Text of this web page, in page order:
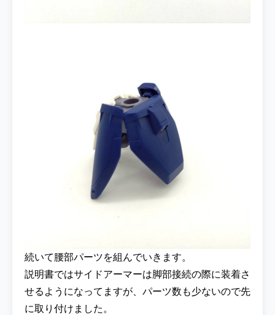
続いて腰部パーツを組んでいきます。
説明書ではサイドアーマーは脚部接続の際に装着さ
せるようになってますが、パーツ数も少ないので先
に取り付けました。